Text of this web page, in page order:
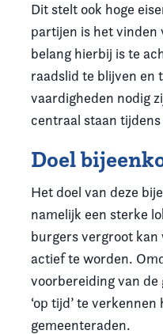
Dit stelt ook hoge
partijen is het vinden
belang hierbij is te
raadslid te blijven en
vaardigheden nodig
centraal staan tijdens
Doel
Het doel van deze
namelijk een sterke
burgers vergroot kan
actief te worden.
voorbereiding van
‘op tijd’ te
gemeenteraden.